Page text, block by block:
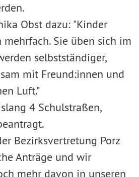
Obst dazu: "Kinder
Sie üben sich im
selbstständiger,
mit Freund:innen und
Luft."
4 Schulstraßen,
Bezirksvertretung Porz
Anträge und wir
mehr davon in unseren